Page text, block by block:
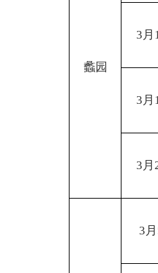
蠡园
3 月
3 月
3 月
3